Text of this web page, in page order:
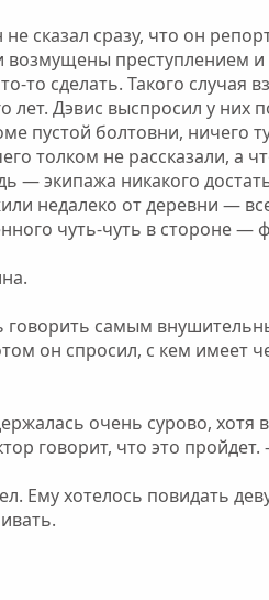
сказал сразу, что он
преступлением
сделать. Такого случая
лет. Дэвис выспросил у
пустой болтовни, ничего
толком не рассказали, а
экипажа никакого
недалеко от деревни —
чуть-чуть в стороне —
самым
он спросил, с кем имеет
очень сурово, хотя
говорит, что это
Ему хотелось повидать